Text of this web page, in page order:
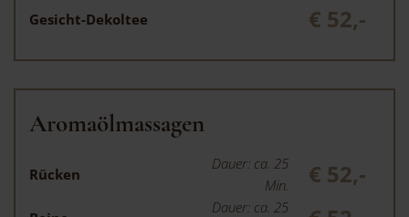
Gesicht-Dekoltee € 52,-
Aromaölmassagen
Rücken
Dauer: ca. 25
Min.
€ 52,-
Dauer: ca. 25